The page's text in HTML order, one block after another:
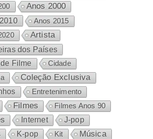
Anos 2000
Anos 2015
Artista
dos Países
Filme
Cidade
Coleção Exclusiva
Entretenimento
Filmes Filmes Anos 90
Internet
J-pop
K-pop Kit Música